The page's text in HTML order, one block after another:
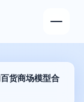
货商场模型合